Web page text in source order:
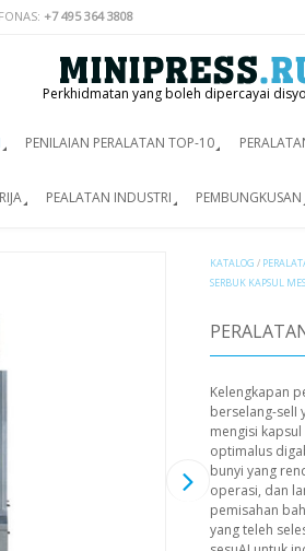
+7 495 364 3808
Perkhidmatan yang boleh dipercayai
PENILAIAN PERALATAN TOP-10
PEALATAN INDUSTRI PEMBUNGKUSAN
KATALOG /
SERBUK KAPSUL
Kelengkapan
berselang-selI
mengisi
optimalus
bunyi yang
operasi, dan
pemisahan
yang teleh